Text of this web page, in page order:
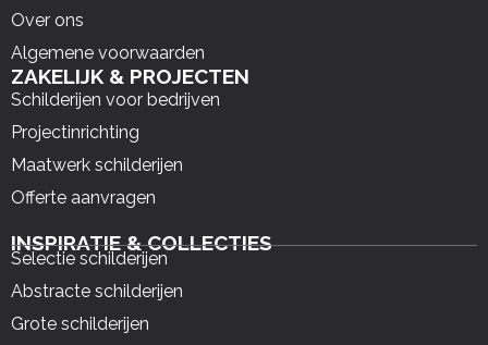
Over ons
Algemene voorwaarden
ZAKELIJK & PROJECTEN
Schilderijen voor bedrijven
Projectinrichting
Maatwerk schilderijen
Offerte aanvragen
INSPIRATIE & COLLECTIES
Selectie schilderijen
Abstracte schilderijen
Grote schilderijen